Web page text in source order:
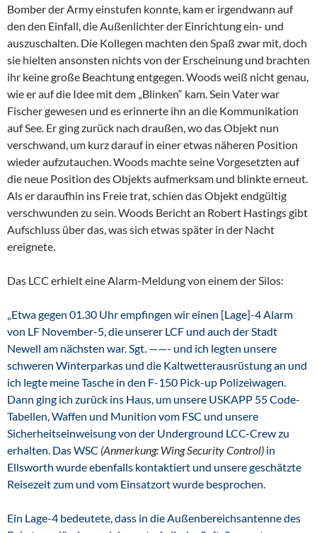
Bomber der Army einstufen konnte, kam er irgendwann auf
den den Einfall, die Außenlichter der Einrichtung ein- und
auszuschalten. Die Kollegen machten den Spaß zwar mit, doch
sie hielten ansonsten nichts von der Erscheinung und brachten
ihr keine große Beachtung entgegen. Woods weiß nicht genau,
wie er auf die Idee mit dem „Blinken“ kam. Sein Vater war
Fischer gewesen und es erinnerte ihn an die Kommunikation
auf See. Er ging zurück nach draußen, wo das Objekt nun
verschwand, um kurz darauf in einer etwas näheren Position
wieder aufzutauchen. Woods machte seine Vorgesetzten auf
die neue Position des Objekts aufmerksam und blinkte erneut.
Als er daraufhin ins Freie trat, schien das Objekt endgültig
verschwunden zu sein. Woods Bericht an Robert Hastings gibt
Aufschluss über das, was sich etwas später in der Nacht
ereignete.
Das LCC erhielt eine Alarm-Meldung von einem der Silos:
„Etwa gegen 01.30 Uhr empfingen wir einen [Lage]-4 Alarm
von LF November-5, die unserer LCF und auch der Stadt
Newell am nächsten war. Sgt. ——- und ich legten unsere
schweren Winterparkas und die Kaltwetterausrüstung an und
ich legte meine Tasche in den F-150 Pick-up Polizeiwagen.
Dann ging ich zurück ins Haus, um unsere USKAPP 55 Code-
Tabellen, Waffen und Munition vom FSC und unsere
Sicherheitseinweisung von der Underground LCC-Crew zu
erhalten. Das WSC (Anmerkung: Wing Security Control) in
Ellsworth wurde ebenfalls kontaktiert und unsere geschätzte
Reisezeit zum und vom Einsatzort wurde besprochen.
Ein Lage-4 bedeutete, dass in die Außenbereichsantenne des